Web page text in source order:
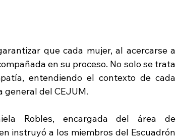
que cada mujer, al acercarse a
en su proceso. No solo se trata
entendiendo el contexto de cada
general del CEJUM.
Robles, encargada del área de
instruyó a los miembros del Escuadrón